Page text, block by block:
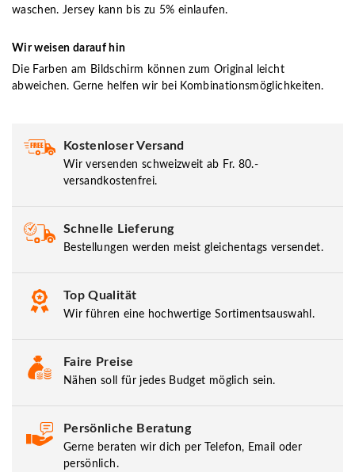
waschen. Jersey kann bis zu 5% einlaufen.
Wir weisen darauf hin
Die Farben am Bildschirm können zum Original leicht
abweichen. Gerne helfen wir bei Kombinationsmöglichkeiten.
Kostenloser Versand
Wir versenden schweizweit ab Fr. 80.-
versandkostenfrei.
Schnelle Lieferung
Bestellungen werden meist gleichentags versendet.
Top Qualität
Wir führen eine hochwertige Sortimentsauswahl.
Faire Preise
Nähen soll für jedes Budget möglich sein.
Persönliche Beratung
Gerne beraten wir dich per Telefon, Email oder
persönlich.